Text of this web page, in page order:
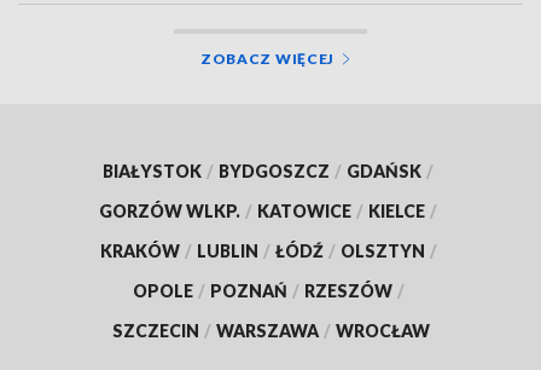
ZOBACZ WIĘCEJ
BIAŁYSTOK / BYDGOSZCZ / GDAŃSK /
GORZÓW WLKP. / KATOWICE / KIELCE /
KRAKÓW / LUBLIN / ŁÓDŹ / OLSZTYN /
OPOLE / POZNAŃ / RZESZÓW /
SZCZECIN / WARSZAWA / WROCŁAW